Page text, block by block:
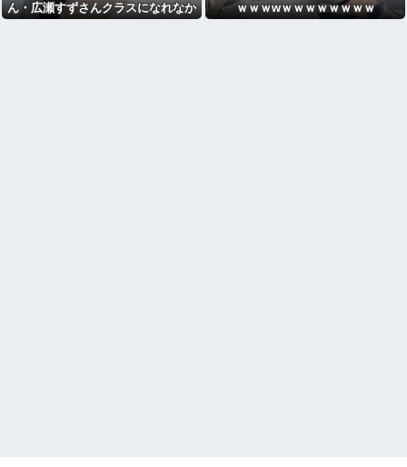
ん・広瀬すずさんクラスになれなか
ｗｗｗwｗｗｗｗｗｗｗｗ